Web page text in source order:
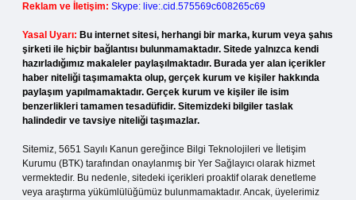
Reklam ve İletişim: Skype: live:.cid.575569c608265c69
Yasal Uyarı: Bu internet sitesi, herhangi bir marka, kurum veya şahıs
şirketi ile hiçbir bağlantısı bulunmamaktadır. Sitede yalnızca kendi
hazırladığımız makaleler paylaşılmaktadır. Burada yer alan içerikler
haber niteliği taşımamakta olup, gerçek kurum ve kişiler hakkında
paylaşım yapılmamaktadır. Gerçek kurum ve kişiler ile isim
benzerlikleri tamamen tesadüfidir. Sitemizdeki bilgiler taslak
halindedir ve tavsiye niteliği taşımazlar.
Sitemiz, 5651 Sayılı Kanun gereğince Bilgi Teknolojileri ve İletişim
Kurumu (BTK) tarafından onaylanmış bir Yer Sağlayıcı olarak hizmet
vermektedir. Bu nedenle, sitedeki içerikleri proaktif olarak denetleme
veya araştırma yükümlülüğümüz bulunmamaktadır. Ancak, üyelerimiz